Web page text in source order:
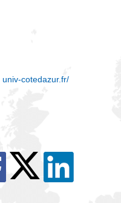
univ-cotedazur.fr/